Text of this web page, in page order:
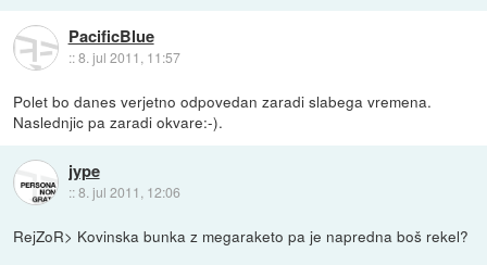
PacificBlue
::8. jul 2011, 11:57
Polet bo danes verjetno odpovedan zaradi slabega vremena.
Naslednjic pa zaradi okvare:-).
jype
::8. jul 2011, 12:06
RejZoR> Kovinska bunka z megaraketo pa je napredna boš rekel?